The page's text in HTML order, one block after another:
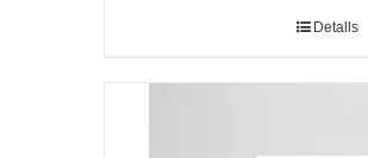
Detalls